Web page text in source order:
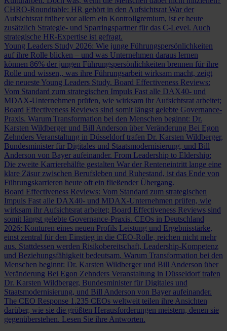
CHRO-Roundtable: HR gehört in den Aufsichtsrat War der
Aufsichtsrat früher vor allem ein Kontrollgremium, ist er heute
zusätzlich Strategie- und Sparringspartner für das C-Level. Auch
strategische HR-Expertise ist gefragt.
Young Leaders Study 2026: Wie junge Führungspersönlichkeiten
auf ihre Rolle blicken – und was Unternehmen daraus lernen
können 86% der jungen Führungspersönlichkeiten brennen für ihre
Rolle und wissen,, was ihre Führungsarbeit wirksam macht, zeigt
die neueste Young Leaders Study. Board Effectiveness Reviews:
Vom Standard zum strategischen Impuls Fast alle DAX40- und
MDAX-Unternehmen prüfen, wie wirksam ihr Aufsichtsrat arbeitet;
Board Effectiveness Reviews sind somit längst gelebte Governance-
Praxis. Warum Transformation bei den Menschen beginnt: Dr.
Karsten Wildberger und Bill Anderson über Veränderung Bei Egon
Zehnders Veranstaltung in Düsseldorf trafen Dr. Karsten Wildberger,
Bundesminister für Digitales und Staatsmodernisierung, und Bill
Anderson von Bayer aufeinander. From Leadership to Eldership:
Die zweite Karrierehälfte gestalten War der Renteneintritt lange eine
klare Zäsur zwischen Berufsleben und Ruhestand, ist das Ende von
Führungskarrieren heute oft ein fließender Übergang.
Board Effectiveness Reviews: Vom Standard zum strategischen
Impuls Fast alle DAX40- und MDAX-Unternehmen prüfen, wie
wirksam ihr Aufsichtsrat arbeitet; Board Effectiveness Reviews sind
somit längst gelebte Governance-Praxis. CEOs in Deutschland
2026: Konturen eines neuen Profils Leistung und Ergebnisstärke,
einst zentral für den Einstieg in die CEO-Rolle, reichen nicht mehr
aus. Stattdessen werden Risikobereitschaft, Leadership-Kompetenz
und Beziehungsfähigkeit bedeutsam. Warum Transformation bei den
Menschen beginnt: Dr. Karsten Wildberger und Bill Anderson über
Veränderung Bei Egon Zehnders Veranstaltung in Düsseldorf trafen
Dr. Karsten Wildberger, Bundesminister für Digitales und
Staatsmodernisierung, und Bill Anderson von Bayer aufeinander.
The CEO Response 1.235 CEOs weltweit teilen ihre Ansichten
darüber, wie sie die größten Herausforderungen meistern, denen sie
gegenüberstehen. Lesen Sie ihre Antworten.